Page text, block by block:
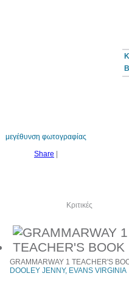
μεγέθυνση φωτογραφίας
Share
Κριτικές
GRAMMARWAY 1 TEACHER'S
DOOLEY JENNY, EVANS VIRGINIA